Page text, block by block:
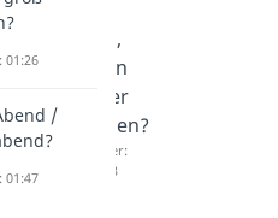
hause
nachha
use
fahren
tun,
tuen
oder
tuhen?
Dauer:
01:13
01:26
/
01:47